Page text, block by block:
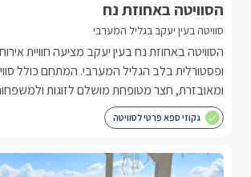
הסוויטה באחוזת נח
סוויטה בעין יעקב בגליל המערבי
הסוויטה באחוזת נח בעין יעקב מציעה חוויית
ופסטורלית בלב הגליל המערבי. המתחם כולל
ומאובזרת, חצר מטופחת מושלם לזוגות
חופשה נעימה, פרטית ומלאת שלווה.
גקוזי ספא פרטי לסוויטה